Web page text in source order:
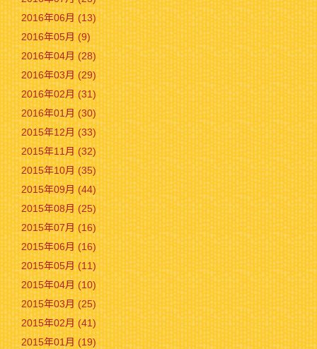
2016年06月 (13)
2016年05月 (9)
2016年04月 (28)
2016年03月 (29)
2016年02月 (31)
2016年01月 (30)
2015年12月 (33)
2015年11月 (32)
2015年10月 (35)
2015年09月 (44)
2015年08月 (25)
2015年07月 (16)
2015年06月 (16)
2015年05月 (11)
2015年04月 (10)
2015年03月 (25)
2015年02月 (41)
2015年01月 (19)